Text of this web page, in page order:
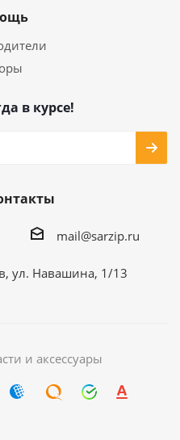
в курсе!
mail@sarzip.ru
ул. Навашина, 1/13
и аксессуары